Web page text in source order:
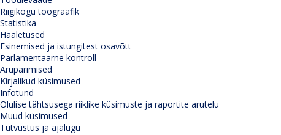
Riigikogu töögraafik
Statistika
Hääletused
Esinemised ja istungitest osavõtt
Parlamentaarne kontroll
Arupärimised
Kirjalikud küsimused
Infotund
Olulise tähtsusega riiklike küsimuste ja raportite arutelu
Muud küsimused
Tutvustus ja ajalugu